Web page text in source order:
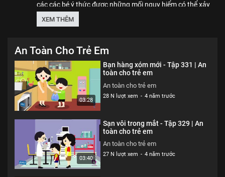
các các bé ý thức được những mối nguy hiểm có thể xảy
ra, nhằm mang lại môi trường phát triển an toàn, lành
mạnh, chắp cánh cho các bé hiện thực hóa mọi ước mơ.
We care about safety of children. SK VN provide free
educational sources and materials of kid safety.
Thể loại :PHIM
XEM THÊM
An Toàn Cho Trẻ Em
03:28
Bạn hàng xóm mới - Tập 331 | An
toàn cho trẻ em
An toàn cho trẻ em
28 N lượt xem - 4 năm trước
03:40
Sạn vôi trong mắt - Tập 329 | An
toàn cho trẻ em
An toàn cho trẻ em
27 N lượt xem - 4 năm trước